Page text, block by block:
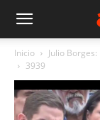
Inicio
Julio
3939